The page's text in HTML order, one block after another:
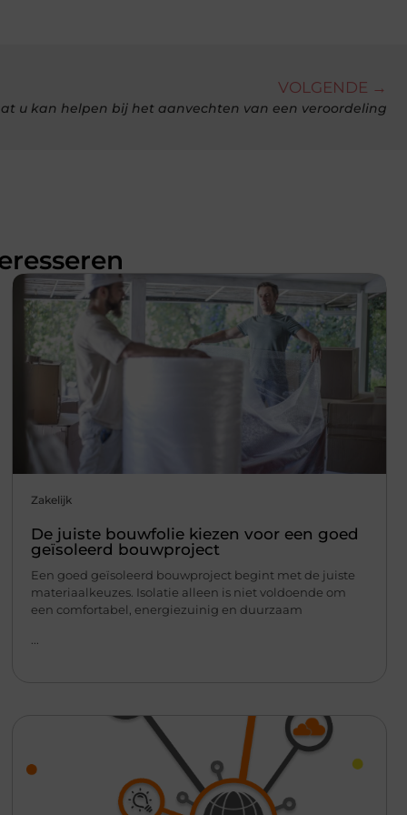
VOLGENDE →
u kan helpen bij het aanvechten van een veroordeling
Zakelijk
De juiste bouwfolie kiezen voor een goed
geïsoleerd bouwproject
Een goed geïsoleerd bouwproject begint met de juiste
materiaalkeuzes. Isolatie alleen is niet voldoende om
een comfortabel, energiezuinig en duurzaam
...